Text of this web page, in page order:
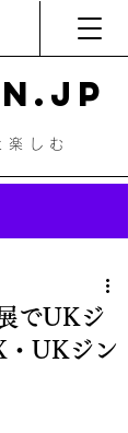
楽しむ
でUKジ
・UKジン